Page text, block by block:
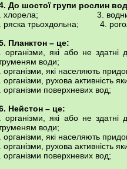
До шостої групи рослин
хлорела; 3. водний
ряска трьохдольна; 4.
Планктон – це:
організми, які або не здатні
води;
організми, які населяють
організми, рухова активність
організми поверхневих вод;
Нейстон – це:
організми, які або не здатні
води;
організми, які населяють
організми, рухова активність
організми поверхневих вод;